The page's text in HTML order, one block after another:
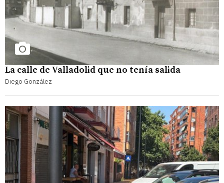
La calle de Valladolid que no tenía salida
Diego González